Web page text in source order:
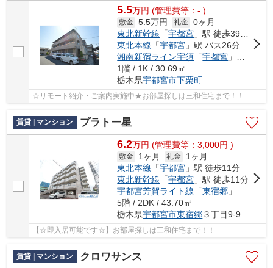
5.5万円 (管理費等：- )
敷金 5.5万円 礼金 0ヶ月
東北新幹線 「宇都宮 」駅 徒歩39分車13分 3.7km
東北本線 「宇都宮 」駅 バス26分 「平松神社前」 停歩3分
湘南新宿ライン宇須 「宇都宮 」駅 バス26分 「平松神社前」 停歩3分
1階 / 1K / 30.69㎡
栃木県宇都宮市下栗町
☆リモート紹介・ご案内実施中★お部屋探しは三和住宅まで！！
賃貸 | マンション プラトー星
6.2万円 (管理費等：3,000円 )
敷金 1ヶ月 礼金
1ヶ月
東北本線 「宇都宮 」駅 徒歩11分
東北新幹線 「宇都宮 」駅 徒歩11分
宇都宮芳賀ライト線 「東宿郷 」駅 徒歩3分
5階 / 2DK / 43.70㎡
栃木県宇都宮市東宿郷３丁目9-9
【☆即入居可能です☆】お部屋探しは三和住宅まで！！
賃貸 | マンション クロワサンス